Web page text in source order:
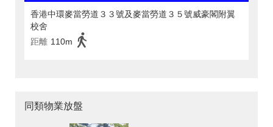
香港中環麥當勞道３３號及麥當勞道３５號威豪閣附翼
校舍
距離 110m
同類物業放盤